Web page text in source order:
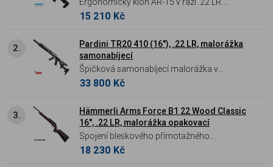
Samonabíjecí malorážka Hämmerli TAC R1
dynamickou střelbu. Nabízí shodnou
ergonomii s velkorážnou AR-15, M-LOK
předpažbí a sklopná mířidla pro autentický
střelecký zážitek s nízkými náklady.
15 210 Kč
2.
Pardini TR20 410 (16"), .22 LR, malorážka
samonabíjecí
Špičková samonabíjecí malorážka v
nekompromisní kvalitě Pardini. Model TR20
olympijských pistolí s moderní ergonomií
dlouhé zbraně. Díky precizní Match hlavni s
úsťovým kompenzátorem, plně stavitelné
spoušti a extrémně dlouhé Picatinny liště pro
33 800 Kč
3.
Hämmerli Arms Force B1 22 Wood Classic
16", .22 LR, malorážka opakovací
Spojení bleskového přímotažného
mechanismu a unikátního designu pažby v
18 230 Kč